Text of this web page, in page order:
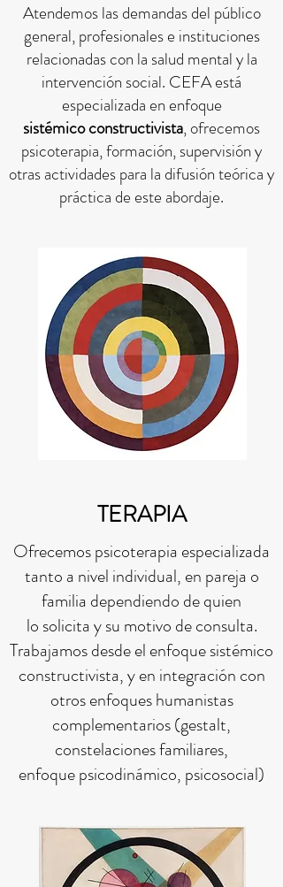
Atendemos las demandas del público
general, profesionales e instituciones
relacionadas con la salud mental y la
intervención social. CEFA está
especializada en enfoque
sistémico constructivista, ofrecemos
psicoterapia, formación, supervisión y
otras actividades para la difusión teórica y
práctica de este abordaje.
TERAPIA
Ofrecemos psicoterapia especializada
tanto a nivel individual, en pareja o
familia dependiendo de quien
lo solicita y su motivo de consulta.
Trabajamos desde el enfoque sistémico
constructivista, y en integración con
otros enfoques humanistas
complementarios (gestalt,
constelaciones familiares,
enfoque psicodinámico, psicosocial)